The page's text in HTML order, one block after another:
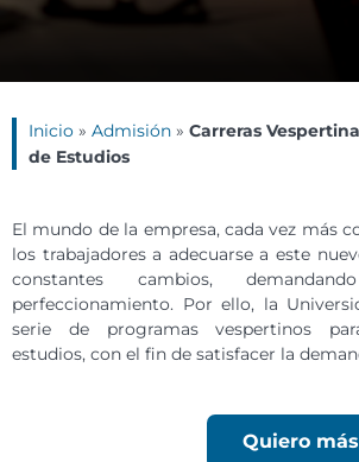
Inicio » Admisión » Carreras
de Estudios
El mundo de la empresa, cada vez más
los trabajadores a adecuarse a este
constantes cambios,
perfeccionamiento. Por ello, la
serie de programas vespertinos
estudios, con el fin de satisfacer la
Quiero